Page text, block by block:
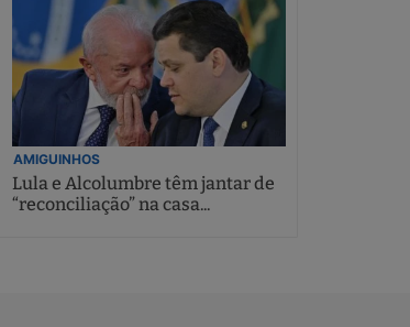
AMIGUINHOS
Lula e Alcolumbre têm jantar de
“reconciliação” na casa...